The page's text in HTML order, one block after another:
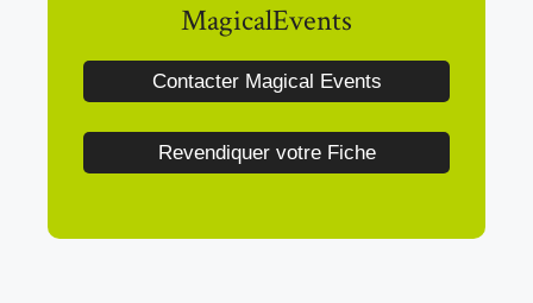
MagicalEvents
Contacter Magical Events
Revendiquer votre Fiche